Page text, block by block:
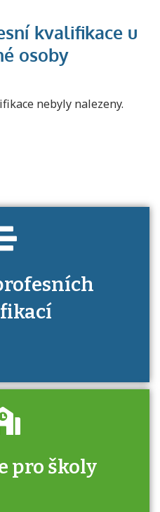
nebyly nalezeny.
kvalifikací.
pro školy
ke zkoušce a kde